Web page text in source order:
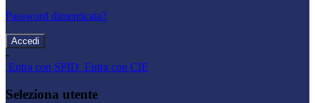
Password dimenticata?
-
Entra con SPID Entra con CIE
Seleziona utente